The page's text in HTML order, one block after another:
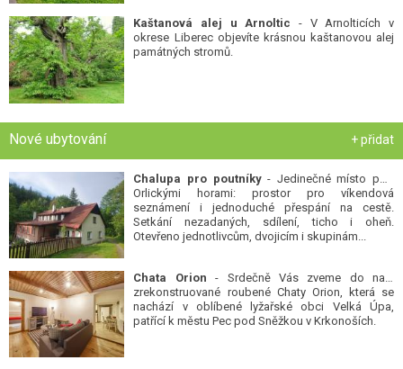
Kaštanová alej u Arnoltic - V Arnolticích v
okrese Liberec objevíte krásnou kaštanovou alej
památných stromů.
Nové ubytování + přidat
Chalupa pro poutníky- Jedinečné místo pod
Orlickými horami: prostor pro víkendová
seznámení i jednoduché přespání na cestě.
Setkání nezadaných, sdílení, ticho i oheň.
Otevřeno jednotlivcům, dvojicím i skupinám...
Chata Orion - Srdečně Vás zveme do naší
zrekonstruované roubené Chaty Orion, která se
nachází v oblíbené lyžařské obci Velká Úpa,
patřící k městu Pec pod Sněžkou v Krkonoších.